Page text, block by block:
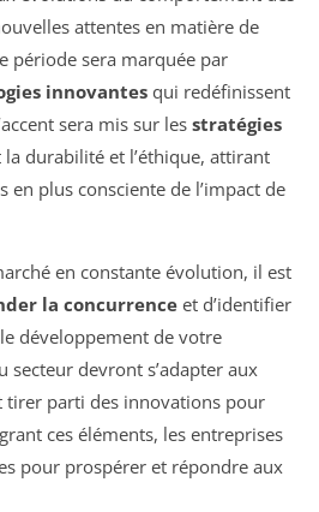
attentes en matière de
période sera marquée par
innovantes qui redéfinissent
sera mis sur les stratégies
durabilité et l’éthique, attirant
en plus consciente de l’impact de
en constante évolution, il est
la concurrence et d’identifier
développement de votre
secteur devront s’adapter aux
tirer parti des innovations pour
ces éléments, les entreprises
pour prospérer et répondre aux